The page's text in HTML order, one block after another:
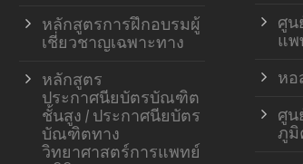
หลักสูตรการฝึกอบรมผู้
เชี่ยวชาญเฉพาะทาง
หลักสูตร
ประกาศนียบัตรบัณฑิต
ชั้นสูง / ประกาศนียบัตร
บัณฑิตทาง
วิทยาศาสตร์การแพทย์
ศูน
แพ
ห
ศูน
ภูมิ